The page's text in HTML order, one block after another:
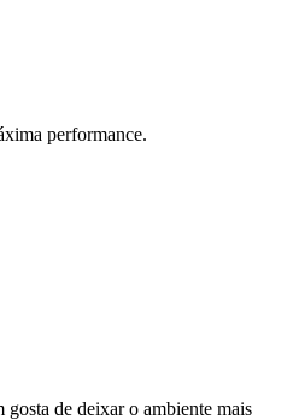
performance.
gosta de deixar o ambiente mais